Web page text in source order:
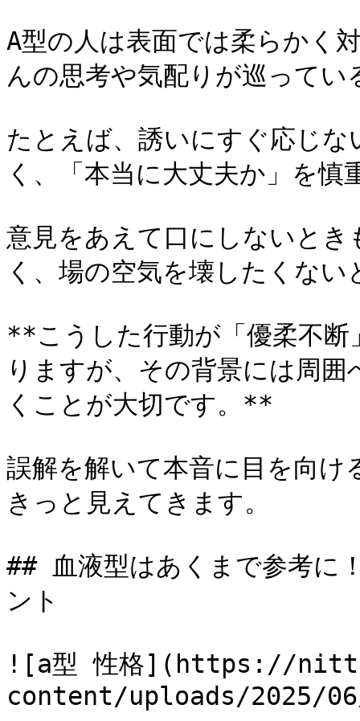
A型の人は表面では柔らかく
んの思考や気配りが巡ってい
たとえば、誘いにすぐ応じ
く、「本当に大丈夫か」を慎
意見をあえて口にしないと
く、場の空気を壊したくな
**こうした行動が「優柔不断
りますが、その背景には周
くことが大切です。**
誤解を解いて本音に目を向け
きっと見えてきます。
## 血液型はあくまで参考に
ント
![a型 性格](https://
content/uploads/2025/